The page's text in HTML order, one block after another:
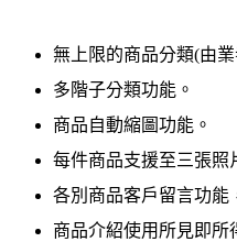
無上限的商品分類(由業
多階子分類功能。
商品自動縮圖功能。
每件商品支援至三張照
各別商品客戶留言功能
商品介紹使用所見即所